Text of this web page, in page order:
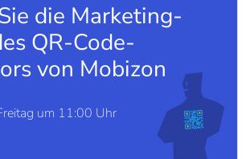
die Marketing-
QR-Code-
von Mobizon
um 11:00 Uhr